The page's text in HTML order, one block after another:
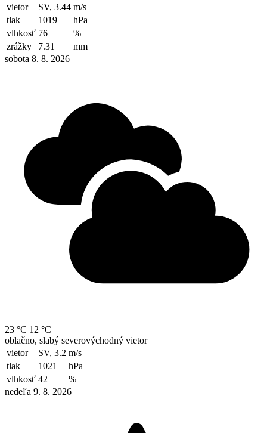
vietor
SV, 3.44 m/s
tlak
1019
hPa
vlhkosť 76
%
zrážky
7.31
mm
sobota 8. 8. 2026
23 °C 12 °C
oblačno, slabý severovýchodný vietor
vietor
SV, 3.2 m/s
tlak
1021
hPa
vlhkosť 42
%
nedeľa 9. 8. 2026